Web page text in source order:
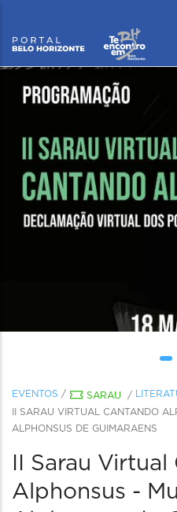
EVENTOS / SARAU /
II SARAU VIRTUAL CANTANDO
ALPHONSUS DE GUIMARAENS
II Sarau
Alphonsus -